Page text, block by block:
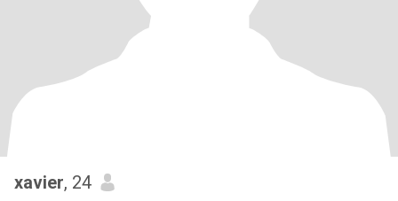
xavier, 24